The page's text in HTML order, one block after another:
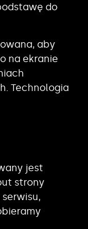
do
aby
na ekranie
Technologia
jest
strony